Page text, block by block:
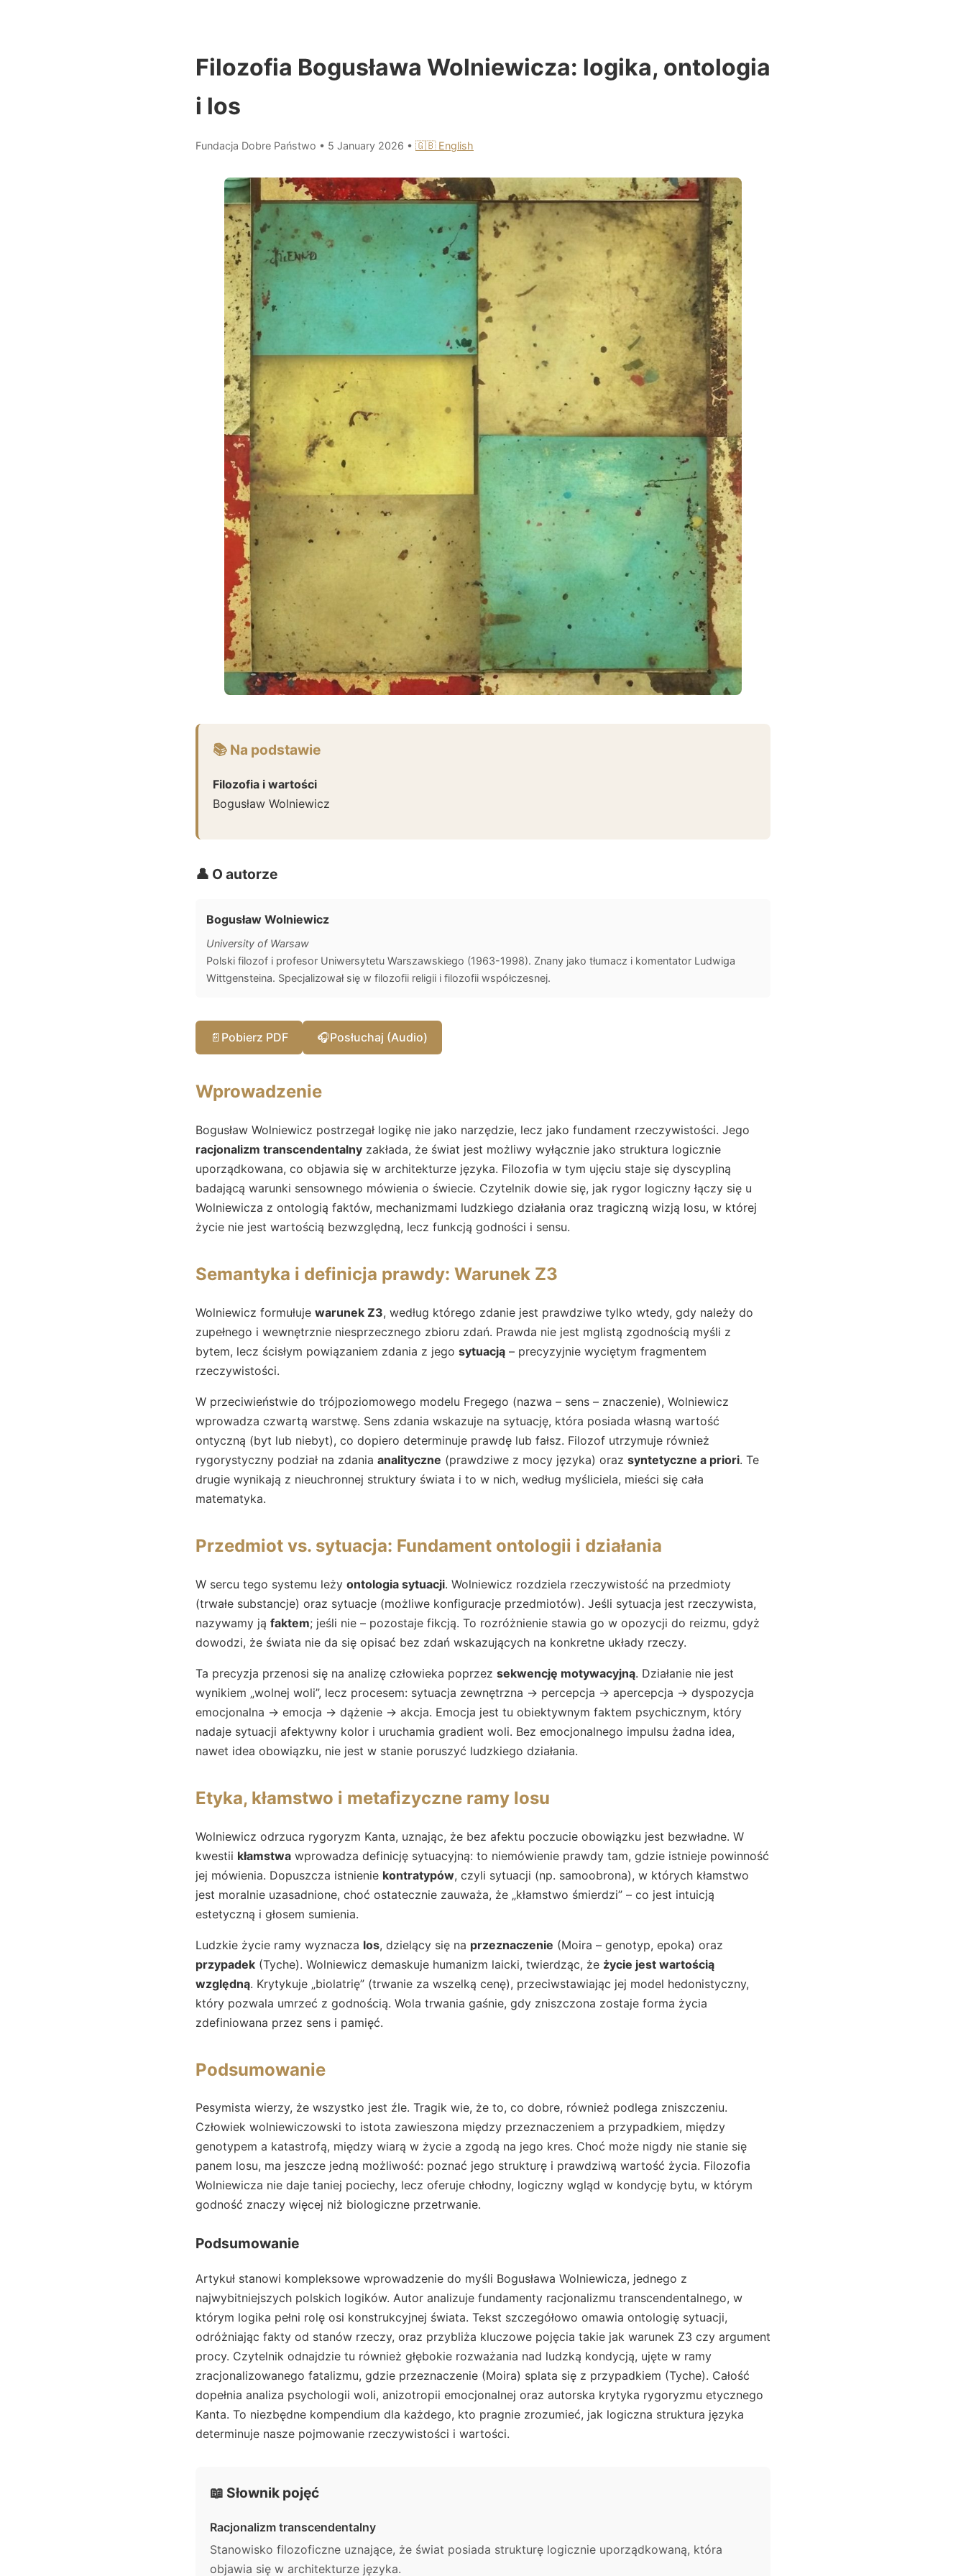
Filozofia Bogusława Wolniewicza: logika, ontologia
i los
Fundacja Dobre Państwo • 5 January 2026 • 🇬🇧 English
📚 Na podstawie
Filozofia i wartości
Bogusław Wolniewicz
👤 O autorze
Bogusław Wolniewicz
University of Warsaw
Polski filozof i profesor Uniwersytetu Warszawskiego (1963-1998). Znany jako tłumacz i komentator Ludwiga
Wittgensteina. Specjalizował się w filozofii religii i filozofii współczesnej.
📄 Pobierz PDF 🎧Posłuchaj (Audio)
Wprowadzenie
Bogusław Wolniewicz postrzegał logikę nie jako narzędzie, lecz jako fundament rzeczywistości. Jego
racjonalizm transcendentalny zakłada, że świat jest możliwy wyłącznie jako struktura logicznie
uporządkowana, co objawia się w architekturze języka. Filozofia w tym ujęciu staje się dyscypliną
badającą warunki sensownego mówienia o świecie. Czytelnik dowie się, jak rygor logiczny łączy się u
Wolniewicza z ontologią faktów, mechanizmami ludzkiego działania oraz tragiczną wizją losu, w której
życie nie jest wartością bezwzględną, lecz funkcją godności i sensu.
Semantyka i definicja prawdy: Warunek Z3
Wolniewicz formułuje warunek Z3, według którego zdanie jest prawdziwe tylko wtedy, gdy należy do
zupełnego i wewnętrznie niesprzecznego zbioru zdań. Prawda nie jest mglistą zgodnością myśli z
bytem, lecz ścisłym powiązaniem zdania z jego sytuacją – precyzyjnie wyciętym fragmentem
rzeczywistości.
W przeciwieństwie do trójpoziomowego modelu Fregego (nazwa – sens – znaczenie), Wolniewicz
wprowadza czwartą warstwę. Sens zdania wskazuje na sytuację, która posiada własną wartość
ontyczną (byt lub niebyt), co dopiero determinuje prawdę lub fałsz. Filozof utrzymuje również
rygorystyczny podział na zdania analityczne (prawdziwe z mocy języka) oraz syntetyczne a priori. Te
drugie wynikają z nieuchronnej struktury świata i to w nich, według myśliciela, mieści się cała
matematyka.
Przedmiot vs. sytuacja: Fundament ontologii i działania
W sercu tego systemu leży ontologia sytuacji. Wolniewicz rozdziela rzeczywistość na przedmioty
(trwałe substancje) oraz sytuacje (możliwe konfiguracje przedmiotów). Jeśli sytuacja jest rzeczywista,
nazywamy ją faktem; jeśli nie – pozostaje fikcją. To rozróżnienie stawia go w opozycji do reizmu, gdyż
dowodzi, że świata nie da się opisać bez zdań wskazujących na konkretne układy rzeczy.
Ta precyzja przenosi się na analizę człowieka poprzez sekwencję motywacyjną. Działanie nie jest
wynikiem „wolnej woli”, lecz procesem: sytuacja zewnętrzna → percepcja → apercepcja → dyspozycja
emocjonalna → emocja → dążenie → akcja. Emocja jest tu obiektywnym faktem psychicznym, który
nadaje sytuacji afektywny kolor i uruchamia gradient woli. Bez emocjonalnego impulsu żadna idea,
nawet idea obowiązku, nie jest w stanie poruszyć ludzkiego działania.
Etyka, kłamstwo i metafizyczne ramy losu
Wolniewicz odrzuca rygoryzm Kanta, uznając, że bez afektu poczucie obowiązku jest bezwładne. W
kwestii kłamstwa wprowadza definicję sytuacyjną: to niemówienie prawdy tam, gdzie istnieje powinność
jej mówienia. Dopuszcza istnienie kontratypów, czyli sytuacji (np. samoobrona), w których kłamstwo
jest moralnie uzasadnione, choć ostatecznie zauważa, że „kłamstwo śmierdzi” – co jest intuicją
estetyczną i głosem sumienia.
Ludzkie życie ramy wyznacza los, dzielący się na przeznaczenie (Moira – genotyp, epoka) oraz
przypadek (Tyche). Wolniewicz demaskuje humanizm laicki, twierdząc, że życie jest wartością
względną. Krytykuje „biolatrię” (trwanie za wszelką cenę), przeciwstawiając jej model hedonistyczny,
który pozwala umrzeć z godnością. Wola trwania gaśnie, gdy zniszczona zostaje forma życia
zdefiniowana przez sens i pamięć.
Podsumowanie
Pesymista wierzy, że wszystko jest źle. Tragik wie, że to, co dobre, również podlega zniszczeniu.
Człowiek wolniewiczowski to istota zawieszona między przeznaczeniem a przypadkiem, między
genotypem a katastrofą, między wiarą w życie a zgodą na jego kres. Choć może nigdy nie stanie się
panem losu, ma jeszcze jedną możliwość: poznać jego strukturę i prawdziwą wartość życia. Filozofia
Wolniewicza nie daje taniej pociechy, lecz oferuje chłodny, logiczny wgląd w kondycję bytu, w którym
godność znaczy więcej niż biologiczne przetrwanie.
Podsumowanie
Artykuł stanowi kompleksowe wprowadzenie do myśli Bogusława Wolniewicza, jednego z
najwybitniejszych polskich logików. Autor analizuje fundamenty racjonalizmu transcendentalnego, w
którym logika pełni rolę osi konstrukcyjnej świata. Tekst szczegółowo omawia ontologię sytuacji,
odróżniając fakty od stanów rzeczy, oraz przybliża kluczowe pojęcia takie jak warunek Z3 czy argument
procy. Czytelnik odnajdzie tu również głębokie rozważania nad ludzką kondycją, ujęte w ramy
zracjonalizowanego fatalizmu, gdzie przeznaczenie (Moira) splata się z przypadkiem (Tyche). Całość
dopełnia analiza psychologii woli, anizotropii emocjonalnej oraz autorska krytyka rygoryzmu etycznego
Kanta. To niezbędne kompendium dla każdego, kto pragnie zrozumieć, jak logiczna struktura języka
determinuje nasze pojmowanie rzeczywistości i wartości.
📖 Słownik pojęć
Racjonalizm transcendentalny
Stanowisko filozoficzne uznające, że świat posiada strukturę logicznie uporządkowaną, która
objawia się w architekturze języka.